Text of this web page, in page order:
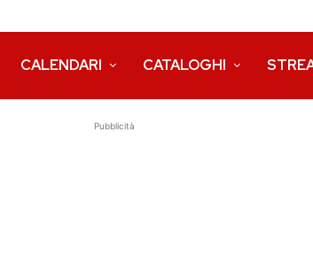
CALENDARI CATALOGHI
Pubblicità